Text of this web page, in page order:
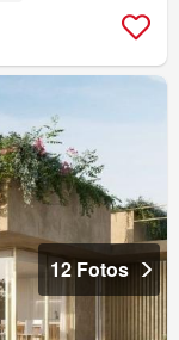
12 Fotos